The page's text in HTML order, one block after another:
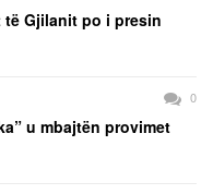
të Gjilanit po i presin
0
u mbajtën provimet